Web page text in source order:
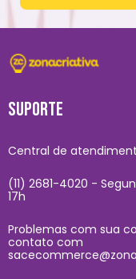
SUPORTE
Central de
(11) 2681-4020 -
17h
Problemas com sua
contato com